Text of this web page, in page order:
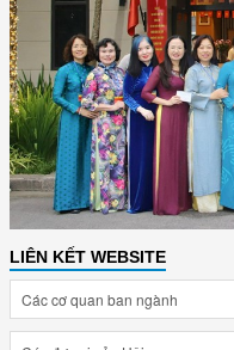
LIÊN KẾT WEBSITE